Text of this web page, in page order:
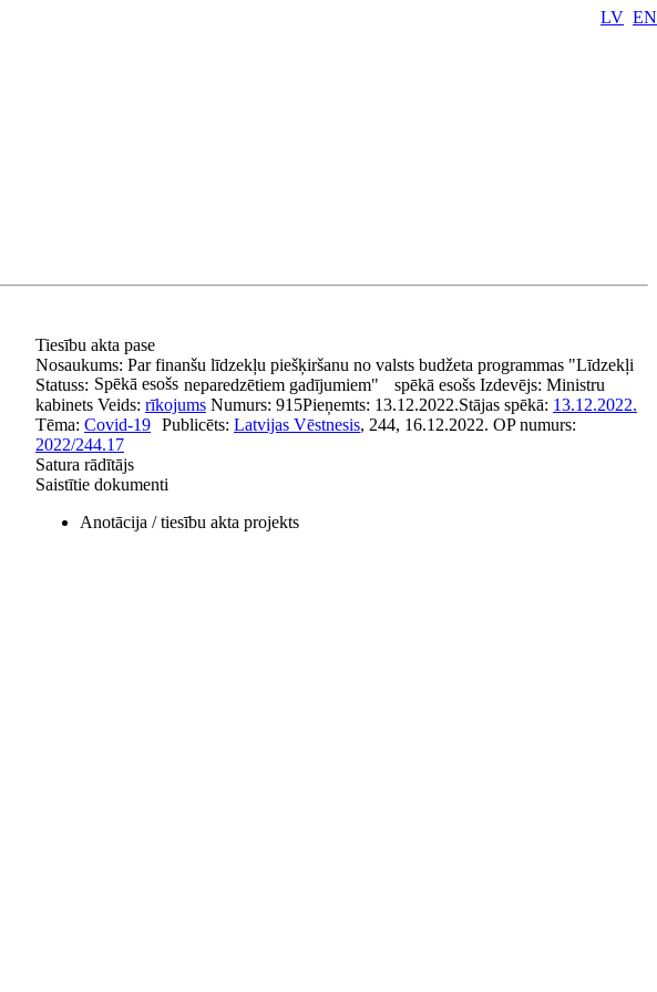
LV EN
Tiesību akta pase
Nosaukums: Par finanšu līdzekļu piešķiršanu no valsts budžeta programmas "Līdzekļi
neparedzētiem gadījumiem"
Statuss: Spēkā esošs spēkā esošs Izdevējs: Ministru
kabinets Veids: rīkojums Numurs: 915Pieņemts: 13.12.2022.Stājas spēkā: 13.12.2022.
Tēma: Covid-19 Publicēts: Latvijas Vēstnesis, 244, 16.12.2022. OP numurs:
2022/244.17
Satura rādītājs
Saistītie dokumenti
Anotācija / tiesību akta projekts